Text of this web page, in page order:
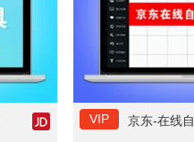
VIP 京东-在线